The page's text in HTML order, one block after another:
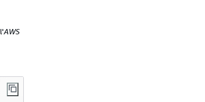
l'AWS